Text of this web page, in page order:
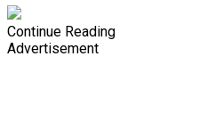
Continue Reading
Advertisement